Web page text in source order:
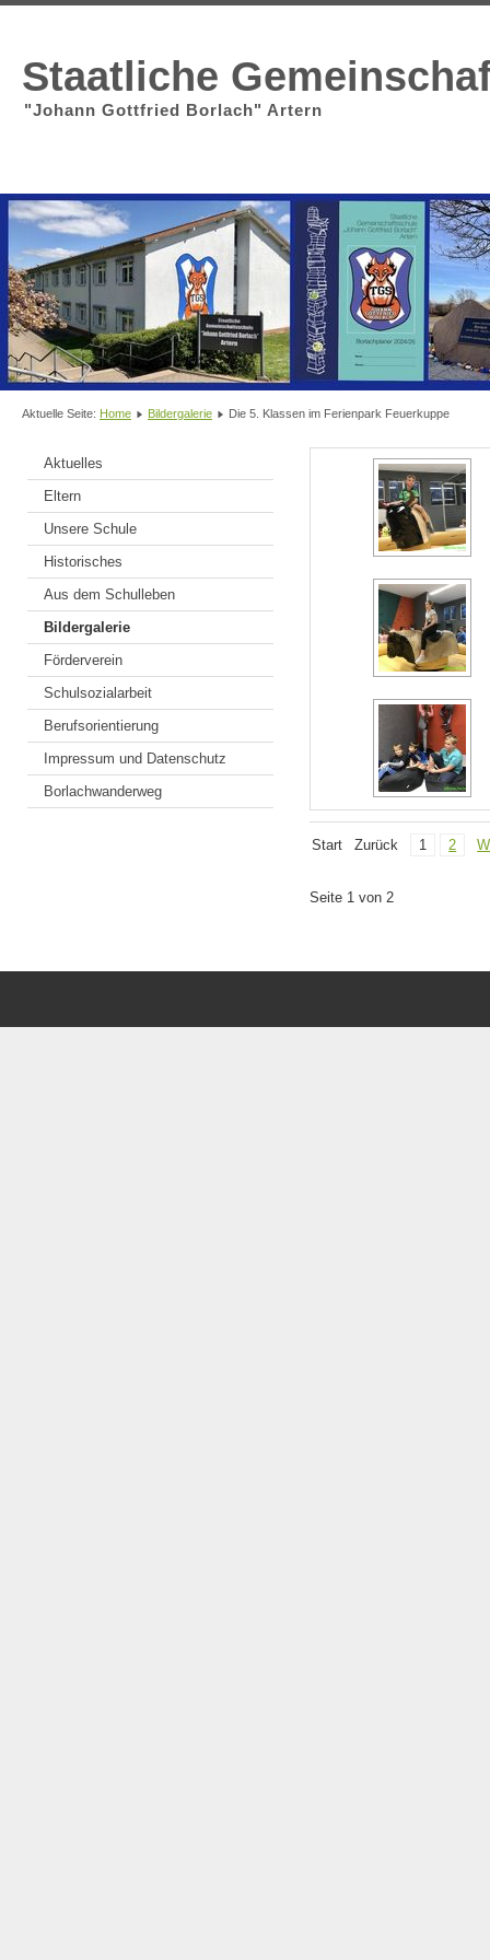
Staatliche
"Johann Gottfried Borlach" Artern
Aktuelle Seite: Home Bildergalerie Die 5. Klassen im Ferienpark Feuerkuppe
Aktuelles
Eltern
Unsere Schule
Historisches
Aus dem Schulleben
Bildergalerie
Förderverein
Schulsozialarbeit
Berufsorientierung
Impressum und Datenschutz
Borlachwanderweg
Start Zurück 1 2
Seite 1 von 2